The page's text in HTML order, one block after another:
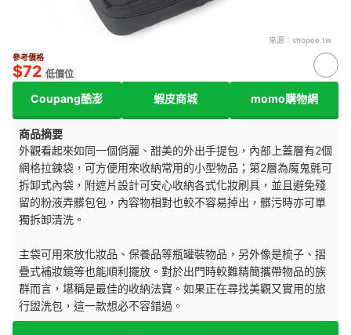
來源： shopee.tw
參考價格
$72 低價位
Coupang酷澎 蝦皮商城 momo購物網
商品摘要
外觀看起來如同一個俏麗、甜美的外出手提包，內部上蓋層有2個
網格拉鍊袋，可方便用來收納常用的小型物品；第2層為魔鬼氈可
拆卸式內袋，附遮片設計可安心收納各式化妝刷具，並且避免殘
留的粉液弄髒包包，內容物相對也較不容易掉出，髒污時亦可單
獨拆卸清洗。
主袋可用來放化妝品、保養品等瓶罐裝物品，另外像是梳子、摺
疊式補妝鏡等也能順利擺放。對於出門時較難精簡攜帶物品的族
群而言，堪稱是最佳的收納法寶。如果正在尋找美觀又實用的旅
行盥洗包，這一款想必不容錯過。